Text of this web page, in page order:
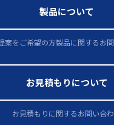
製品について
案をご希望の方製品に関するお
お見積もりについて
お見積もりに関するお問い合